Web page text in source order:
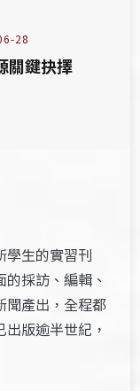
28
關鍵抉擇
學生的實習刊
採訪、編輯、
聞產出，全程都
版逾半世紀，